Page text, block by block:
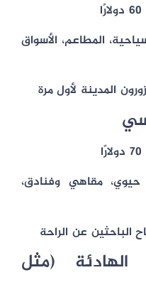
المطاعم، الأسواق
المدينة لأول مرة
مقاهي وفنادق،
الباحثين عن الراحة
(مثل